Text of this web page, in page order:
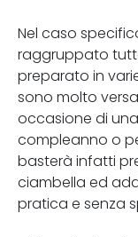
Nel caso
raggruppato
preparato in
sono molto
occasione di
compleanno o
basterà infatti
ciambella ed
pratica e senza